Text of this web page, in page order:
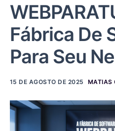
Fábrica De
Para Seu
15 DE AGOSTO DE 2025 MATIAS